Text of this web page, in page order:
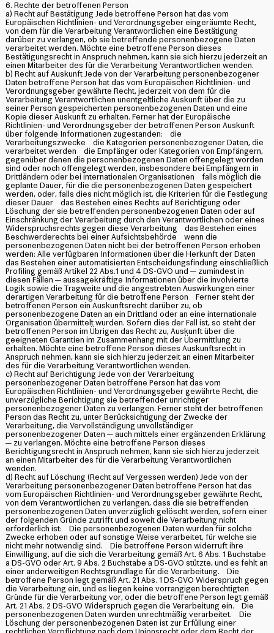
6. Rechte der betroffenen Person
a) Recht auf Bestätigung Jede betroffene Person hat das vom
Europäischen Richtlinien- und Verordnungsgeber eingeräumte Recht,
von dem für die Verarbeitung Verantwortlichen eine Bestätigung
darüber zu verlangen, ob sie betreffende personenbezogene Daten
verarbeitet werden. Möchte eine betroffene Person dieses
Bestätigungsrecht in Anspruch nehmen, kann sie sich hierzu jederzeit an
einen Mitarbeiter des für die Verarbeitung Verantwortlichen wenden.
b) Recht auf Auskunft Jede von der Verarbeitung personenbezogener
Daten betroffene Person hat das vom Europäischen Richtlinien- und
Verordnungsgeber gewährte Recht, jederzeit von dem für die
Verarbeitung Verantwortlichen unentgeltliche Auskunft über die zu
seiner Person gespeicherten personenbezogenen Daten und eine
Kopie dieser Auskunft zu erhalten. Ferner hat der Europäische
Richtlinien- und Verordnungsgeber der betroffenen Person Auskunft
über folgende Informationen zugestanden: die
Verarbeitungszwecke die Kategorien personenbezogener Daten, die
verarbeitet werden die Empfänger oder Kategorien von Empfängern,
gegenüber denen die personenbezogenen Daten offengelegt worden
sind oder noch offengelegt werden, insbesondere bei Empfängern in
Drittländern oder bei internationalen Organisationen falls möglich die
geplante Dauer, für die die personenbezogenen Daten gespeichert
werden, oder, falls dies nicht möglich ist, die Kriterien für die Festlegung
dieser Dauer das Bestehen eines Rechts auf Berichtigung oder
Löschung der sie betreffenden personenbezogenen Daten oder auf
Einschränkung der Verarbeitung durch den Verantwortlichen oder eines
Widerspruchsrechts gegen diese Verarbeitung das Bestehen eines
Beschwerderechts bei einer Aufsichtsbehörde wenn die
personenbezogenen Daten nicht bei der betroffenen Person erhoben
werden: Alle verfügbaren Informationen über die Herkunft der Daten
das Bestehen einer automatisierten Entscheidungsfindung einschließlich
Profiling gemäß Artikel 22 Abs.1 und 4 DS-GVO und — zumindest in
diesen Fällen — aussagekräftige Informationen über die involvierte
Logik sowie die Tragweite und die angestrebten Auswirkungen einer
derartigen Verarbeitung für die betroffene Person Ferner steht der
betroffenen Person ein Auskunftsrecht darüber zu, ob
personenbezogene Daten an ein Drittland oder an eine internationale
Organisation übermittelt wurden. Sofern dies der Fall ist, so steht der
betroffenen Person im Übrigen das Recht zu, Auskunft über die
geeigneten Garantien im Zusammenhang mit der Übermittlung zu
erhalten. Möchte eine betroffene Person dieses Auskunftsrecht in
Anspruch nehmen, kann sie sich hierzu jederzeit an einen Mitarbeiter
des für die Verarbeitung Verantwortlichen wenden.
c) Recht auf Berichtigung Jede von der Verarbeitung
personenbezogener Daten betroffene Person hat das vom
Europäischen Richtlinien- und Verordnungsgeber gewährte Recht, die
unverzügliche Berichtigung sie betreffender unrichtiger
personenbezogener Daten zu verlangen. Ferner steht der betroffenen
Person das Recht zu, unter Berücksichtigung der Zwecke der
Verarbeitung, die Vervollständigung unvollständiger
personenbezogener Daten — auch mittels einer ergänzenden Erklärung
— zu verlangen. Möchte eine betroffene Person dieses
Berichtigungsrecht in Anspruch nehmen, kann sie sich hierzu jederzeit
an einen Mitarbeiter des für die Verarbeitung Verantwortlichen
wenden.
d) Recht auf Löschung (Recht auf Vergessen werden) Jede von der
Verarbeitung personenbezogener Daten betroffene Person hat das
vom Europäischen Richtlinien- und Verordnungsgeber gewährte Recht,
von dem Verantwortlichen zu verlangen, dass die sie betreffenden
personenbezogenen Daten unverzüglich gelöscht werden, sofern einer
der folgenden Gründe zutrifft und soweit die Verarbeitung nicht
erforderlich ist: Die personenbezogenen Daten wurden für solche
Zwecke erhoben oder auf sonstige Weise verarbeitet, für welche sie
nicht mehr notwendig sind. Die betroffene Person widerruft ihre
Einwilligung, auf die sich die Verarbeitung gemäß Art. 6 Abs. 1 Buchstabe
a DS-GVO oder Art. 9 Abs. 2 Buchstabe a DS-GVO stützte, und es fehlt an
einer anderweitigen Rechtsgrundlage für die Verarbeitung. Die
betroffene Person legt gemäß Art. 21 Abs. 1 DS-GVO Widerspruch gegen
die Verarbeitung ein, und es liegen keine vorrangigen berechtigten
Gründe für die Verarbeitung vor, oder die betroffene Person legt gemäß
Art. 21 Abs. 2 DS-GVO Widerspruch gegen die Verarbeitung ein. Die
personenbezogenen Daten wurden unrechtmäßig verarbeitet. Die
Löschung der personenbezogenen Daten ist zur Erfüllung einer